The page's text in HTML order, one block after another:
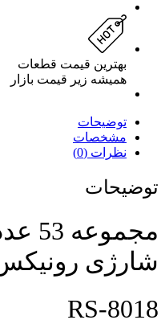
بهترین قیمت قطعات
همیشه زیر قیمت بازار
توضیحات
مشخصات
نظرات (0)
توضیحات
شارژی
RS-8018